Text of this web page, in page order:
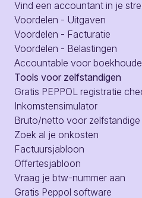
Vind een accountant in je
Voordelen - Uitgaven
Voordelen - Facturatie
Voordelen - Belastingen
Accountable voor
Tools voor zelfstandigen
Gratis PEPPOL registratie
Inkomstensimulator
Bruto/netto voor zelfstandige
Zoek al je onkosten
Factuursjabloon
Offertesjabloon
Vraag je btw-nummer aan
Gratis Peppol software